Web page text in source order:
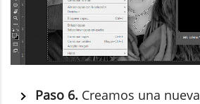
Paso 6. Creamos una